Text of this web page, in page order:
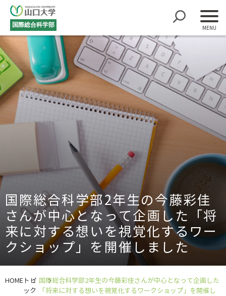
国際総合科学部
国際総合科学部2年生の今藤彩佳
さんが中心となって企画した「将
来に対する想いを視覚化するワー
クショップ」を開催しました
HOME トピ
ック
国際総合科学部2年生の今藤彩佳さんが中心となって企画した
「将来に対する想いを視覚化するワークショップ」を開催し